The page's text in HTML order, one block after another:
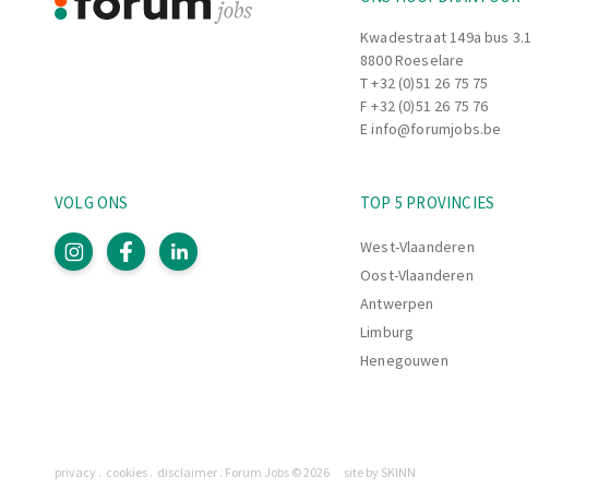
Kwadestraat 149a bus 3.1
8800 Roeselare
T+32 (0)51 26 75 75
F +32 (0)51 26 75 76
Einfo@forumjobs.be
TOP 5 PROVINCIES
West-Vlaanderen
Oost-Vlaanderen
Antwerpen
Limburg
Henegouwen
VOLG ONS
Pagina's
privacy cookies disclaimer Forum Jobs © 2026 site by SKINN